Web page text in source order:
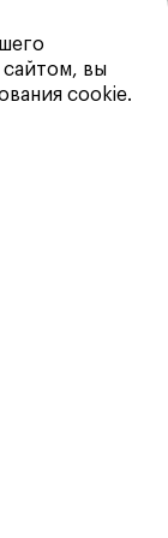
сайтом, вы
cookie.